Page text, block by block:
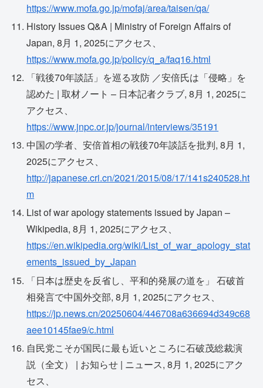
https://www.mofa.go.jp/mofaj/area/taisen/qa/
History Issues Q&A | Ministry of Foreign Affairs of
Japan, 8月 1, 2025にアクセス、
https://www.mofa.go.jp/policy/q_a/faq16.html
「戦後70年談話」を巡る攻防 ／安倍氏は「侵略」を
認めた | 取材ノート – 日本記者クラブ, 8月 1, 2025に
アクセス、
https://www.jnpc.or.jp/journal/interviews/35191
中国の学者、安倍首相の戦後70年談話を批判, 8月 1,
2025にアクセス、
http://japanese.cri.cn/2021/2015/08/17/141s240528.ht
m
List of war apology statements issued by Japan –
Wikipedia, 8月 1, 2025にアクセス、
https://en.wikipedia.org/wiki/List_of_war_apology_stat
ements_issued_by_Japan
「日本は歴史を反省し、平和的発展の道を」 石破首
相発言で中国外交部, 8月 1, 2025にアクセス、
https://jp.news.cn/20250604/446708a636694d349c68
aee10145fae9/c.html
自民党こそが国民に最も近いところに石破茂総裁演
説（全文） | お知らせ | ニュース, 8月 1, 2025にアク
セス、